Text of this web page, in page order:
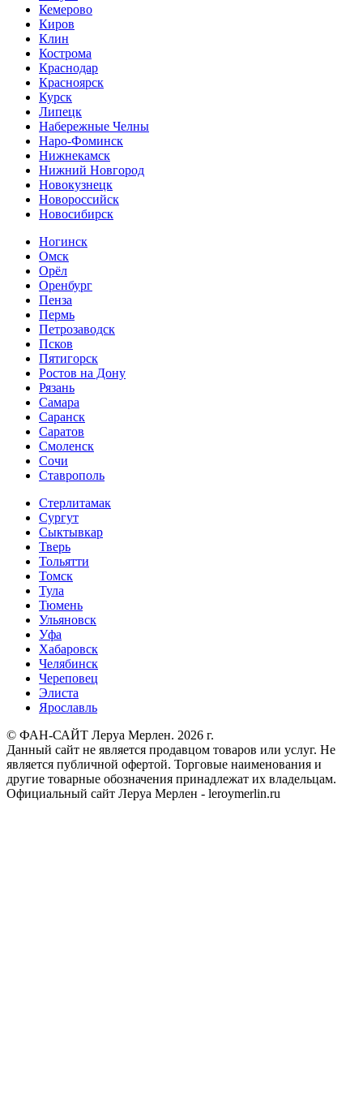
Кемерово
Киров
Клин
Кострома
Краснодар
Красноярск
Курск
Липецк
Набережные Челны
Наро-Фоминск
Нижнекамск
Нижний Новгород
Новокузнецк
Новороссийск
Новосибирск
Ногинск
Омск
Орёл
Оренбург
Пенза
Пермь
Петрозаводск
Псков
Пятигорск
Ростов на Дону
Рязань
Самара
Саранск
Саратов
Смоленск
Сочи
Ставрополь
Стерлитамак
Сургут
Сыктывкар
Тверь
Тольятти
Томск
Тула
Тюмень
Ульяновск
Уфа
Хабаровск
Челябинск
Череповец
Элиста
Ярославль
© ФАН-САЙТ Леруа Мерлен. 2026 г.
Данный сайт не является продавцом товаров или услуг. Не
является публичной офертой. Торговые наименования и
другие товарные обозначения принадлежат их владельцам.
Официальный сайт Леруа Мерлен - leroymerlin.ru